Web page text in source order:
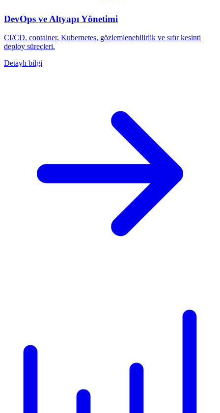
DevOps ve Altyapı Yönetimi
CI/CD, container, Kubernetes, gözlemlenebilirlik ve sıfır kesinti
deploy süreçleri.
Detaylı bilgi